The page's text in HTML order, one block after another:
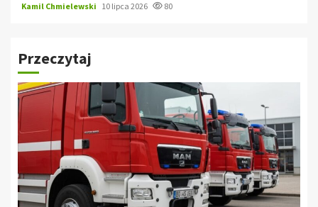
Kamil Chmielewski 10 lipca 2026 80
Przeczytaj